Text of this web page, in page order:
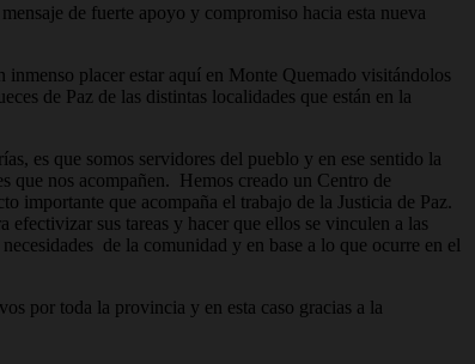
de fuerte apoyo y compromiso hacia esta nueva
placer estar aquí en Monte Quemado visitándolos
de Paz de las distintas localidades que están en la
es que somos servidores del pueblo y en ese sentido la
que nos acompañen. Hemos creado un Centro de
importante que acompaña el trabajo de la Justicia de Paz.
efectivizar sus tareas y hacer que ellos se vinculen a las
de la comunidad y en base a lo que ocurre en el
por toda la provincia y en esta caso gracias a la